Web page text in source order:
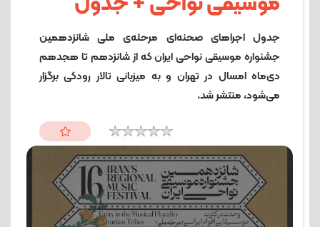
جدول اجراهای صحنه‌ای مرحله‌ی ملی شانزدهمین
جشنواره موسیقی نواحی ایران که از شانزدهم تا هجدهم
دی‌ماه امسال در تهران و به میزبانی تالار رودکی برگزار
می‌شود، منتشر شد.